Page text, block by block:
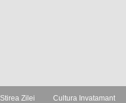
Stirea Zilei Cultura Invatamant